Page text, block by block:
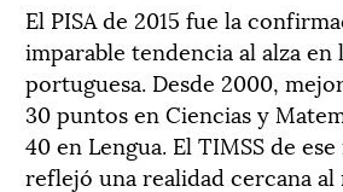
El PISA de 2015 fue la
imparable tendencia al alza en
portuguesa. Desde 2000,
30 puntos en Ciencias y
40 en Lengua. El TIMSS de
reflejó una realidad cercana al